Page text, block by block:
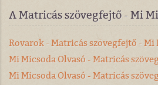
A Matricás szövegfejtő - Mi
Rovarok - Matricás szövegfejtő - Mi
Mi Micsoda Olvasó - Matricás
Mi Micsoda Olvasó - Matricás